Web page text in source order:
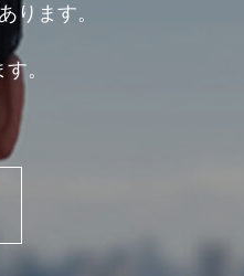
ります。
。